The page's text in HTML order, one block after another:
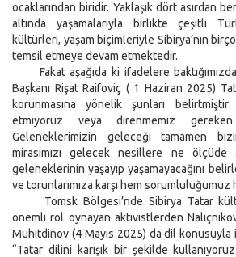
ocaklarından biridir. Yaklaşık dört asırdan
altında yaşamalarıyla birlikte çeşitli
kültürleri, yaşam biçimleriyle Sibirya’nın
temsil etmeye devam etmektedir.
Fakat aşağıda ki ifadelere
Başkanı Rişat Raifoviç ( 1 Haziran 2025)
korunmasına yönelik şunları
etmiyoruz veya direnmemiz
Geleneklerimizin geleceği tamamen
mirasımızı gelecek nesillere ne ölçüde
geleneklerinin yaşayıp yaşamayacağını
ve torunlarımıza karşı hem
Tomsk Bölgesi’nde Sibirya Tatar
önemli rol oynayan aktivistlerden
Muhitdinov (4 Mayıs 2025) da dil konusuyla
“Tatar dilini karışık bir şekilde